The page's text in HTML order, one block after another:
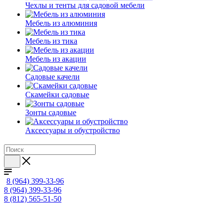
Чехлы и тенты для садовой мебели
Мебель из алюминия
Мебель из тика
Мебель из акации
Садовые качели
Скамейки садовые
Зонты садовые
Аксессуары и обустройство
8 (964) 399-33-96
8 (964) 399-33-96
8 (812) 565-51-50